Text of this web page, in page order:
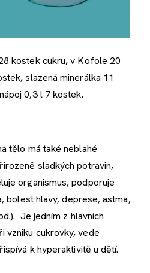
kostek cukru, v Kofole 20
slazená minerálka 11
0,3 l 7 kostek.
tělo má také neblahé
sladkých potravin,
organismus, podporuje
bolest hlavy, deprese, astma,
Je jedním z hlavních
vzniku cukrovky, vede
k hyperaktivitě u dětí.